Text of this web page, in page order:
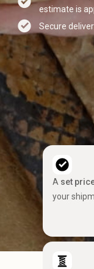
estimate is
Secure
A set
your